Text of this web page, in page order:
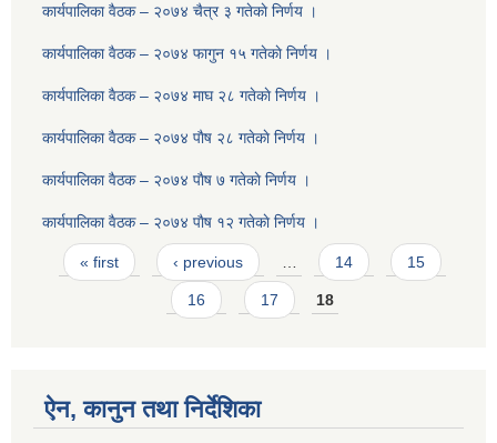
कार्यपालिका वैठक – २०७४ चैत्र ३ गतेकाे निर्णय ।
कार्यपालिका वैठक – २०७४ फागुन १५ गतेकाे निर्णय ।
कार्यपालिका वैठक – २०७४ माघ २८ गतेकाे निर्णय ।
कार्यपालिका वैठक – २०७४ पाैष २८ गतेकाे निर्णय ।
कार्यपालिका वैठक – २०७४ पाैष ७ गतेकाे निर्णय ।
कार्यपालिका वैठक – २०७४ पाैष १२ गतेकाे निर्णय ।
Pages
« first ‹ previous … 14 15
16 17 18
ऐन, कानुन तथा निर्देशिका